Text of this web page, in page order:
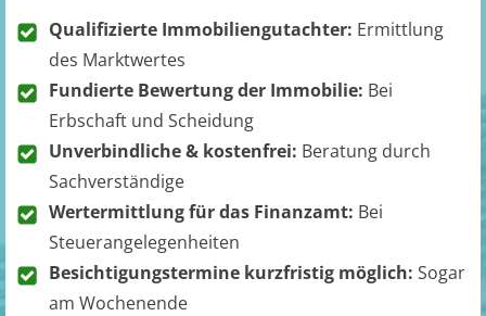
Qualifizierte Immobiliengutachter: Ermittlung
des Marktwertes
Fundierte Bewertung der Immobilie: Bei
Erbschaft und Scheidung
Unverbindliche & kostenfrei: Beratung durch
Sachverständige
Wertermittlung für das Finanzamt: Bei
Steuerangelegenheiten
Besichtigungstermine kurzfristig möglich: Sogar
am Wochenende